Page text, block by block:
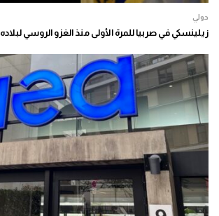
دولي
زيلينسكي في صربيا للمرة الأولى منذ الغزو الروسي لبلاده